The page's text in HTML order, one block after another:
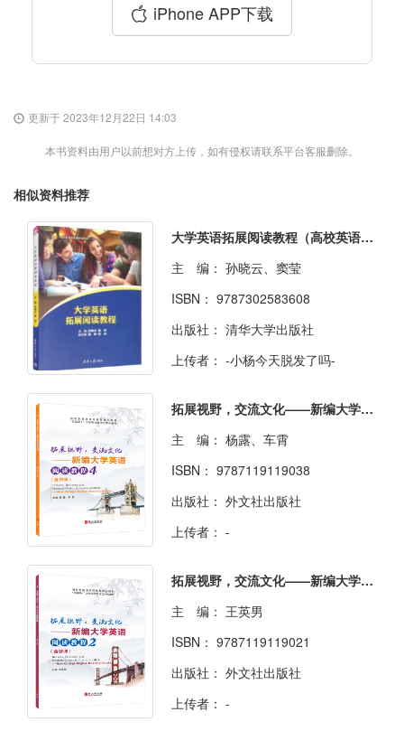
iPhone APP下载
更新于 2023年12月22日 14:03
本书资料由用户以前想对方上传，如有侵权请联系平台客服删除。
相似资料推荐
大学英语拓展阅读教程（高校英语选修课系列教材）
主 编： 孙晓云、窦莹
ISBN： 9787302583608
出版社： 清华大学出版社
上传者： -小杨今天脱发了吗-
拓展视野，交流文化——新编大学英语阅读教程4（双色）（含微课）
主 编： 杨露、车霄
ISBN： 9787119119038
出版社： 外文社出版社
上传者： -
拓展视野，交流文化——新编大学英语阅读教程2（双色）（含微课）
主 编： 王英男
ISBN： 9787119119021
出版社： 外文社出版社
上传者： -